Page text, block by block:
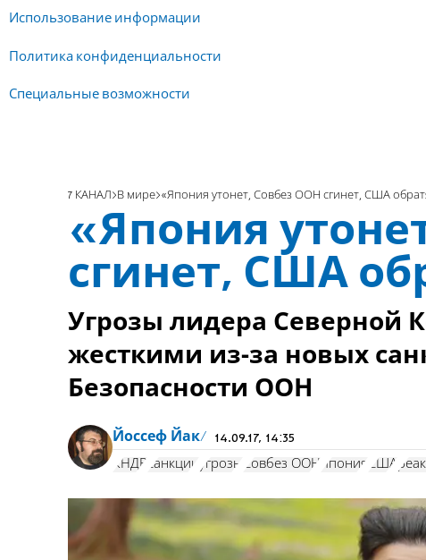
Использование информации
Политика конфиденциальности
Специальные возможности
7 КАНАЛ В мире «Япония утонет, Совбез ООН сгинет, США
«Япония
сгинет, США
Угрозы лидера Северной
жесткими из-за новых
Безопасности ООН
Йоссеф Йак 14.09.17, 14:35
КНДР санкции угрозы Совбез ООН Япония США